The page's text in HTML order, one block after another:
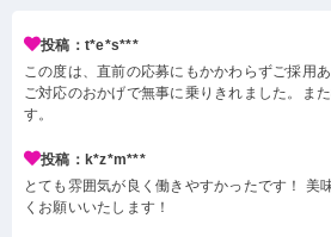
投稿：t*e*s***
この度は、直前の応募にもかかわらずご採用
ご対応のおかげで無事に乗りきれました。ま
す。
投稿：k*z*m***
とても雰囲気が良く働きやすかったです！
くお願いいたします！